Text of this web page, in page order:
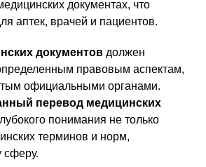
документах, что
аптек, врачей и пациентов.
документов должен
правовым аспектам,
официальными органами.
перевод медицинских
понимания не только
терминов и норм,
сферу.